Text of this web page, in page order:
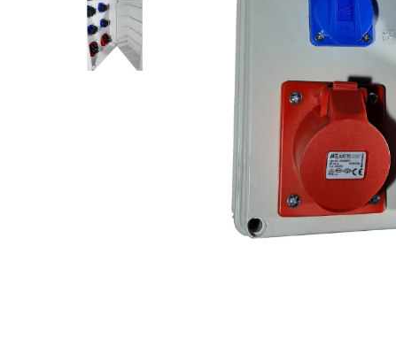
Contactoare si relee
Intrerupatoare pentru tablouri